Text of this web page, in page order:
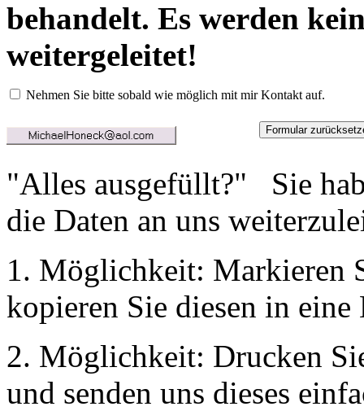
behandelt. Es werden
weitergeleitet!
Nehmen Sie bitte sobald wie möglich mit mir Kontakt auf.
"Alles ausgefüllt?" Sie
die Daten an uns
1. Möglichkeit: Markieren
kopieren Sie diesen in
2. Möglichkeit: Drucken
und senden uns dieses